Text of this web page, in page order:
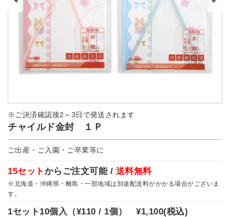
※ご決済確認後2～3日で発送されます
チャイルド金封 １Ｐ
ご出産・ご入園・ご卒業等に
15セット からご注文可能 / 送料無料
※北海道・沖縄県・離島・一部地域は別途配送料がかかる場合がございま
す。
1セット10個入（¥110 / 1個）¥1,100(税込)